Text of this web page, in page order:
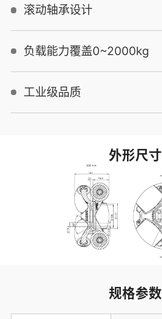
滚动轴承设计
负载能力覆盖0~2000kg
工业级品质
外形尺寸
规格参数